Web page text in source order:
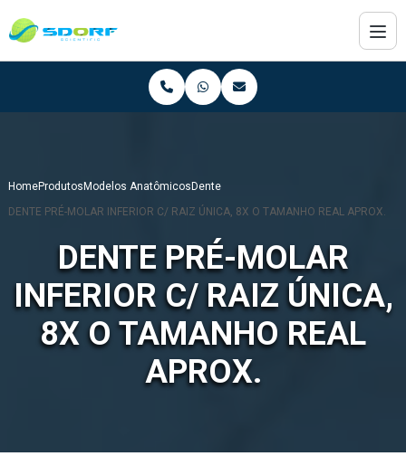
HomeProdutos Modelos Anatômicos Dente
DENTE PRÉ-MOLAR INFERIOR C/ RAIZ ÚNICA, 8X O TAMANHO REAL APROX.
DENTE PRÉ-MOLAR
INFERIOR C/ RAIZ ÚNICA,
8X O TAMANHO REAL
APROX.